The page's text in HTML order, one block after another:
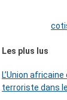
Les plus lus
L’Union
terroriste dans